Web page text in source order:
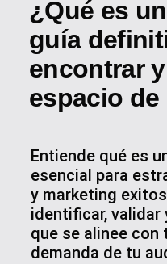
¿Qué es
guía
encontrar
espacio de
Entiende qué es
esencial para
y marketing
identificar, validar
que se alinee con
demanda de tu